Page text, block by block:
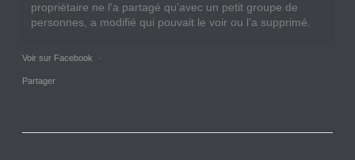
propriétaire ne l’a partagé qu’avec un petit groupe de
personnes, a modifié qui pouvait le voir ou l’a supprimé.
Voir sur Facebook ·
Partager